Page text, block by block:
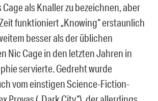
als Knaller zu bezeichnen, aber
funktioniert „Knowing“ erstaunlich
besser als der üblichen
Nic Cage in den letzten Jahren in
servierte. Gedreht wurde
vom einstigen Science-Fiction-